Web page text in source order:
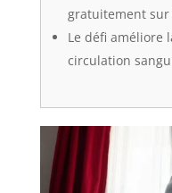
gratuitement sur
Le défi améliore
circulation